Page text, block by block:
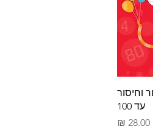
וחיסור
עד 100
מחיר